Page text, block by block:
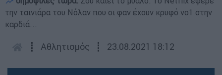
την ταινιάρα του Νόλαν που οι φαν έχουν κρυφό νο1 στην
καρδιά...
┋ Αθλητισμός ┋ 23.08.2021 18:12